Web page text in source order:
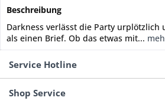
Beschreibung
Darkness verlässt die Party
als einen Brief. Ob das etwas mit...
Service Hotline
Shop Service